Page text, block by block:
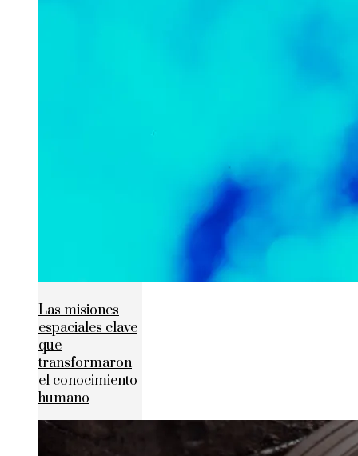
Las misiones
espaciales clave
que
transformaron
el conocimiento
humano